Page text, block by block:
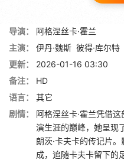
导演：
阿格涅丝卡·霍兰
主演：
伊丹·魏斯 彼得·库尔特
更新：
2026-01-16 03:30
备注：
HD
语言：
其它
剧情：
阿格涅丝卡·霍兰凭借
演生涯的巅峰，她呈现
朗茨·卡夫卡的传记片
成，追随卡夫卡留下